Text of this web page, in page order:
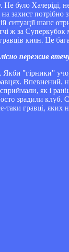
було Хачеріді,
захист потрібно
ситуації шанс
ж за Суперкубок
киян. Це
пережив втечу
"гірники"
Впевнений,
як і
зрадили
гравці, яких